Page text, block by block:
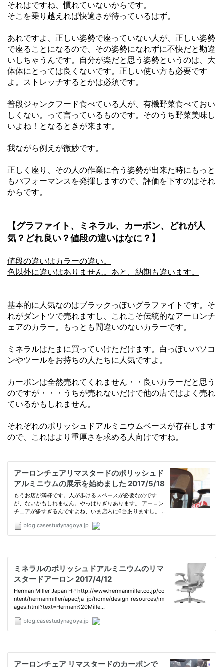
それはですね、慣れていないからです。
そこを乗り越えれば快適さが待っているはず。
あれですよ、正しい姿勢で座っていない人が、正しい姿勢
で座ることになるので、その姿勢になれずに不快だと勘違
いしちゃうんです。自分が楽だと思う姿勢というのは、大
体体にとっては良くないです。正しい使い方も必要です
よ。ストレッチするとかは必須です。
普段ジャンクフード食べている人が、有機野菜食べておい
しくない。って言っているものです。そのうち野菜美味し
いよね！となるときが来ます。
我ながら例えが微妙です。
正しく座り、その人の作業に合う姿勢が出来た時にもっと
もパフォーマンスを発揮しますので、評価を下すのはそれ
からです。
【グラファイト、ミネラル、カーボン、どれが人
気？どれ良い？値段の違いはなに？】
値段の違いはカラーの違い。
色以外に違いはありません。あと、納期も違います。
基本的に人気なのはブラックっぽいグラファイトです。そ
れがダントツで売れますし、これこそ伝統的なアーロンチ
ェアのカラー。もっとも間違いのないカラーです。
ミネラルはたまに買っていけただけます。白っぽいパソコ
ンやツールをお持ちの人たちに人気ですよ。
カーボンは全然売れてくれません・・良いカラーだと思う
のですが・・・うちが売れないだけで他の店ではよく売れ
ているかもしれません。
それぞれのポリッシュドアルミニウムベースが存在します
ので、これはより重厚さを求める人向けですね。